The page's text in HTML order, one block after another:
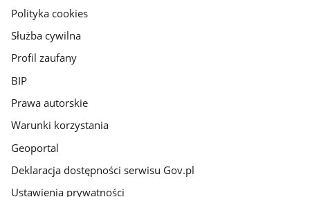
gov.pl
Polityka cookies
Służba cywilna
Profil zaufany
BIP
Prawa autorskie
Warunki korzystania
Geoportal
Deklaracja dostępności serwisu Gov.pl
Ustawienia prywatności